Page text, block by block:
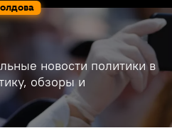
новости политики в
обзоры и